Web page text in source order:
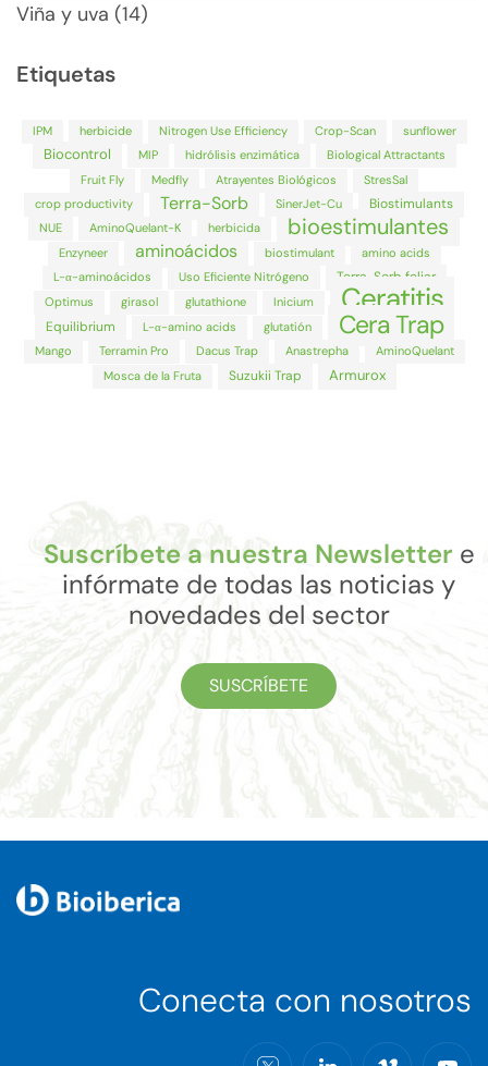
Viña y uva (14)
Etiquetas
IPM herbicide Nitrogen Use Efficiency Crop-Scan sunflower
Biocontrol MIP hidrólisis enzimática
Biological Attractants
Fruit Fly
Medfly Atrayentes Biológicos
StresSal
crop productivity
Terra-Sorb SinerJet-Cu Biostimulants
NUE AminoQuelant-K herbicida bioestimulantes
Enzyneer aminoácidos biostimulant
amino acids
L-α-aminoácidos
Uso Eficiente Nitrógeno Terra-Sorb foliar
Optimus girasol glutathione Inicium Ceratitis
Equilibrium L-α-amino acids glutatión Cera Trap
Mango Terramin Pro Dacus Trap Anastrepha
AminoQuelant
Mosca de la Fruta
Suzukii Trap Armurox
Suscríbete a nuestra Newsletter e
infórmate de todas las noticias y
novedades del sector
SUSCRÍBETE
Conecta con nosotros